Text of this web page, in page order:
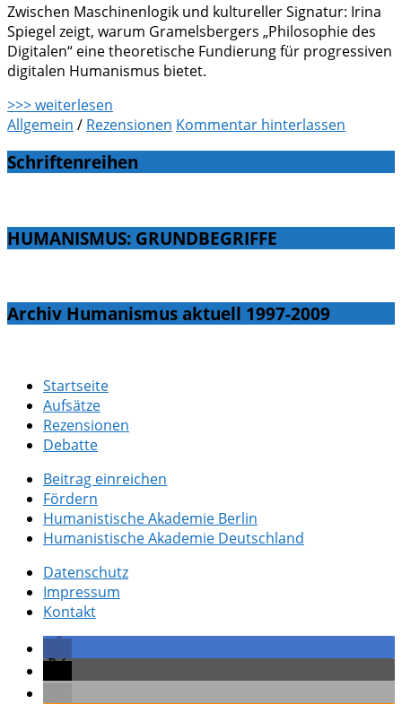
Zwischen Maschinenlogik und kultureller Signatur: Irina
Spiegel zeigt, warum Gramelsbergers „Philosophie des
Digitalen“ eine theoretische Fundierung für progressiven
digitalen Humanismus bietet.
>>> weiterlesen
Allgemein / Rezensionen Kommentar hinterlassen
Schriftenreihen
HUMANISMUS: GRUNDBEGRIFFE
Archiv Humanismus aktuell 1997-2009
Startseite
Aufsätze
Rezensionen
Debatte
Beitrag einreichen
Fördern
Humanistische Akademie Berlin
Humanistische Akademie Deutschland
Datenschutz
Impressum
Kontakt